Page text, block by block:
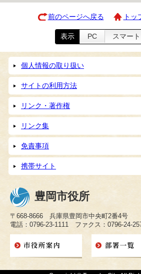
前のページへ戻る ト
表示 PC スマー
個人情報の取り扱い
サイトの利用方法
リンク・著作権
リンク集
免責事項
携帯サイト
豊岡市役所
〒668-8666 兵庫県豊岡市中央町2番4号
電話：0796-23-1111 ファクス：0796-24-